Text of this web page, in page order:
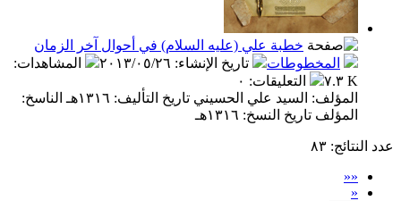
خطبة علي (عليه السلام) في أحوال آخر الزمان
المخطوطات
تاريخ الإنشاء: ٢٠١٣/٠٥/٢٦ المشاهدات:
٧.٣ K
التعليقات: ٠
المؤلف: السيد علي الحسيني تاريخ التأليف: ١٣١٦هـ الناسخ:
المؤلف تاريخ النسخ: ١٣١٦هـ
عدد النتائج: ٨٣
««
«